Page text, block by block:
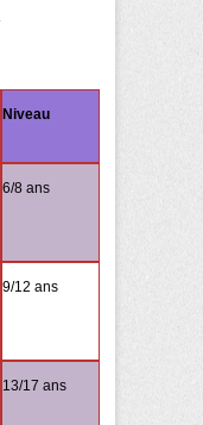
Niveau
6/8 ans
9/12 ans
13/17 ans